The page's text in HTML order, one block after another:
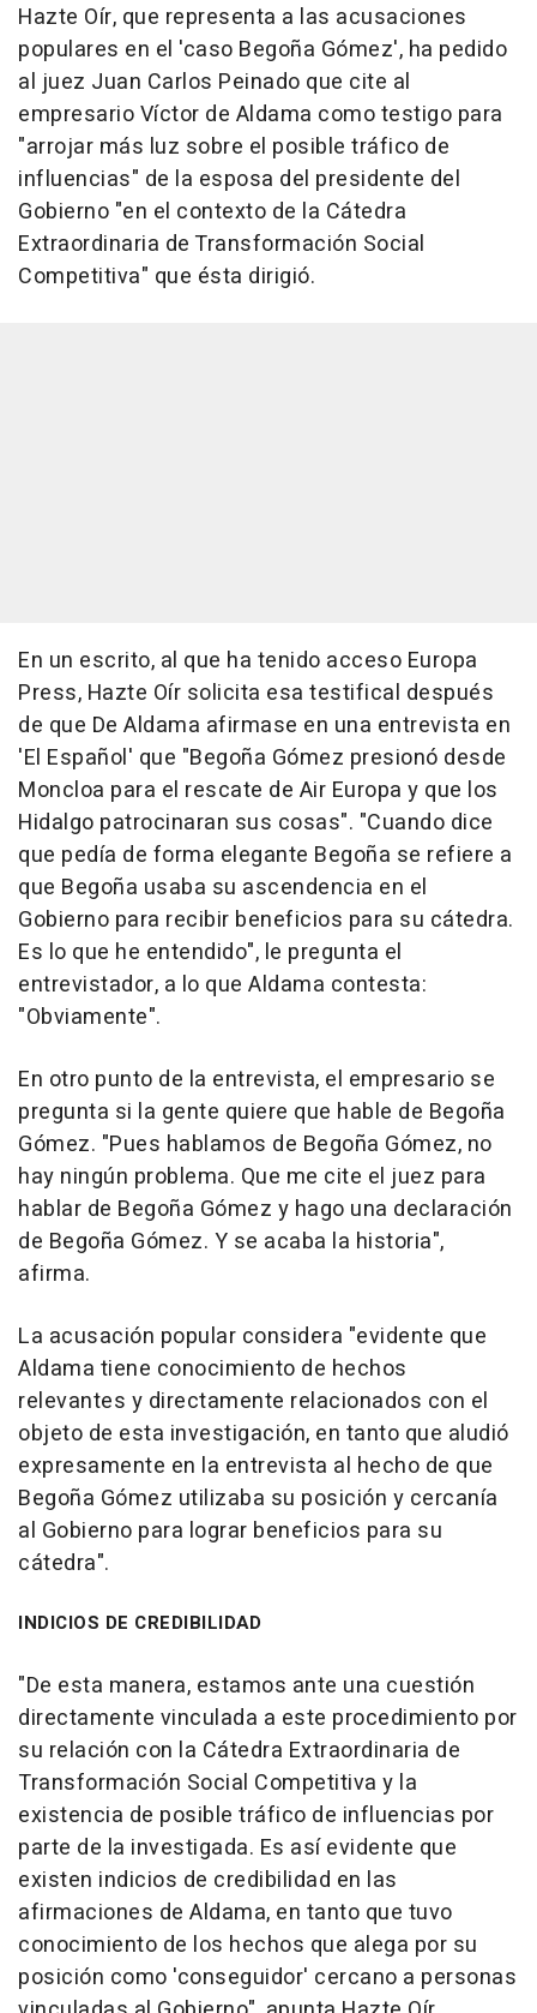
Hazte Oír, que representa a las acusaciones
populares en el 'caso Begoña Gómez', ha pedido
al juez Juan Carlos Peinado que cite al
empresario Víctor de Aldama como testigo para
"arrojar más luz sobre el posible tráfico de
influencias" de la esposa del presidente del
Gobierno "en el contexto de la Cátedra
Extraordinaria de Transformación Social
Competitiva" que ésta dirigió.
En un escrito, al que ha tenido acceso Europa
Press, Hazte Oír solicita esa testifical después
de que De Aldama afirmase en una entrevista en
'El Español' que "Begoña Gómez presionó desde
Moncloa para el rescate de Air Europa y que los
Hidalgo patrocinaran sus cosas". "Cuando dice
que pedía de forma elegante Begoña se refiere a
que Begoña usaba su ascendencia en el
Gobierno para recibir beneficios para su cátedra.
Es lo que he entendido", le pregunta el
entrevistador, a lo que Aldama contesta:
"Obviamente".
En otro punto de la entrevista, el empresario se
pregunta si la gente quiere que hable de Begoña
Gómez. "Pues hablamos de Begoña Gómez, no
hay ningún problema. Que me cite el juez para
hablar de Begoña Gómez y hago una declaración
de Begoña Gómez. Y se acaba la historia",
afirma.
La acusación popular considera "evidente que
Aldama tiene conocimiento de hechos
relevantes y directamente relacionados con el
objeto de esta investigación, en tanto que aludió
expresamente en la entrevista al hecho de que
Begoña Gómez utilizaba su posición y cercanía
al Gobierno para lograr beneficios para su
cátedra".
INDICIOS DE CREDIBILIDAD
"De esta manera, estamos ante una cuestión
directamente vinculada a este procedimiento por
su relación con la Cátedra Extraordinaria de
Transformación Social Competitiva y la
existencia de posible tráfico de influencias por
parte de la investigada. Es así evidente que
existen indicios de credibilidad en las
afirmaciones de Aldama, en tanto que tuvo
conocimiento de los hechos que alega por su
posición como 'conseguidor' cercano a personas